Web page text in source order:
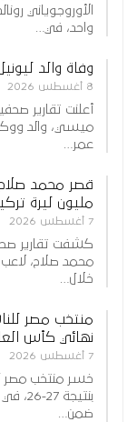
الأوروجوياني
واحد، في…
وفاة والد ليونيل
8 أغسطس 2026
أعلنت تقارير
ميسي، والد
عمر…
مليون ليرة
7 أغسطس 2026
كشفت تقارير
محمد صلاح، لاعب
خلال…
منتخب مصر
نهائي كأس
7 أغسطس 2026
خسر منتخب مصر
ضمن…